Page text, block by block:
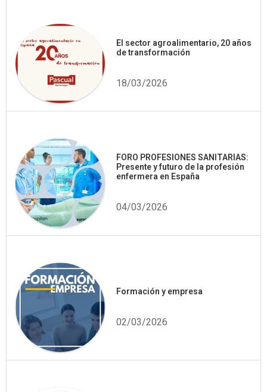
El sector agroalimentario, 20 años
de transformación
18/03/2026
FORO PROFESIONES SANITARIAS:
Presente y futuro de la profesión
enfermera en España
04/03/2026
Formación y empresa
02/03/2026